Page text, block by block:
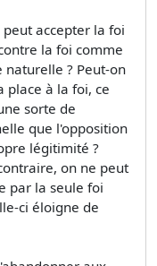
accepter la foi
la foi comme
naturelle ? Peut-on
place à la foi, ce
sorte de
que l'opposition
légitimité ?
on ne peut
par la seule foi
ci éloigne de